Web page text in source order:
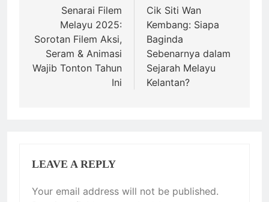
navigation
Senarai Filem
Melayu 2025:
Sorotan Filem Aksi,
Seram & Animasi
Wajib Tonton Tahun
Ini
Cik Siti Wan
Kembang: Siapa
Baginda
Sebenarnya dalam
Sejarah Melayu
Kelantan?
LEAVE A REPLY
Your email address will not be published.